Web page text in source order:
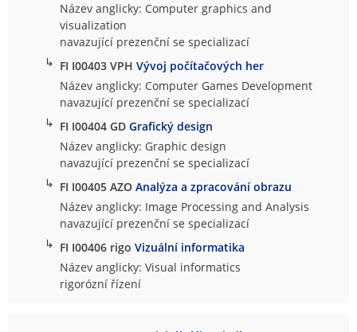
Název anglicky: Computer graphics and
visualization
navazující prezenční se specializací
↳ FI I00403 VPHVývoj počítačových her
Název anglicky: Computer Games Development
navazující prezenční se specializací
↳ FI I00404 GDGrafický design
Název anglicky: Graphic design
navazující prezenční se specializací
↳ FI I00405 AZOAnalýza a zpracování obrazu
Název anglicky: Image Processing and Analysis
navazující prezenční se specializací
↳ FI I00406 rigoVizuální informatika
Název anglicky: Visual informatics
rigorózní řízení